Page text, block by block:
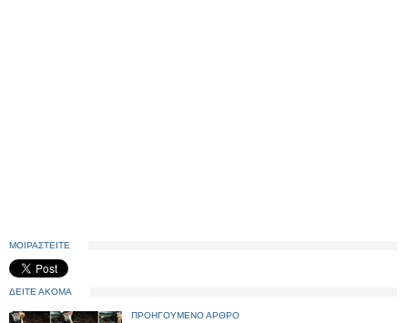
ΜΟΙΡΑΣΤΕΙΤΕ
ΔΕΙΤΕ ΑΚΟΜΑ
ΠΡΟΗΓΟΥΜΕΝΟ ΑΡΘΡΟ